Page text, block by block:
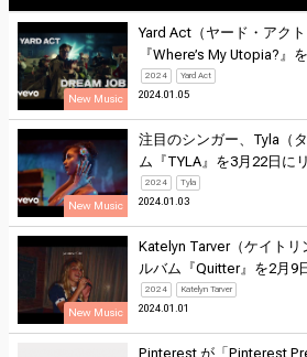
New Music
Yard Act（ヤード・アク
『Where’s My Utopia?』
2024 Yard Act
2024.01.05
New Music
注目のシンガー、Tyla（
ム『TYLA』を3月22日に
2024 Tyla
2024.01.03
New Music
Katelyn Tarver（ケイト
ルバム『Quitter』を2月9
2024 Katelyn Tarver
2024.01.01
Pinterest が「Pinterest